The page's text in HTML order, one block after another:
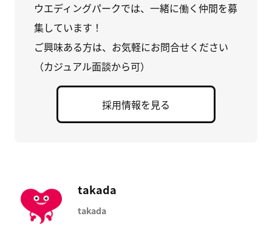
ウエディングパークでは、一緒に働く仲間を募
集しています！
ご興味ある方は、お気軽にお問合せください
（カジュアル面談から可）
採用情報を見る
takada
takada